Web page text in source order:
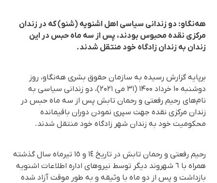
هه‌نگاو: دو زندانی سیاسی اهل اشنویه (شنو) که در زندان
مرکزی نقده محبوس بودند، پس از سه ماه حبس در این
زندان به زندان زادگاه خود منتقل شدند.
برپایه گزارش رسیده به سازمان حقوق بشری هه‌نگاو، روز
دوشنبه ۱۰ خرداد ۱۴۰۰ (۳۱ می ۲۰۲۱)، دو زندانی سیاسی به
نام‌های رحیم رفعتی و رحمان تابش پس از سه ماه حبس در
زندان مرکزی نقده جهت سپری نمودن دوران باقیمانده
محکومیت خود به زندان شهر زادگاه خود منتقل شدند.
رحیم رفعتی و رحمان تابش در تاریخ ١٤ و ١٥ تیرماه سال گذشته
همراه با ٦ شهروند دیگر توسط نیروهای ادارە اطلاعات اشنویە
بازداشت و پس از دو ماه با وثیقه و بە طور موقت آزاد شده